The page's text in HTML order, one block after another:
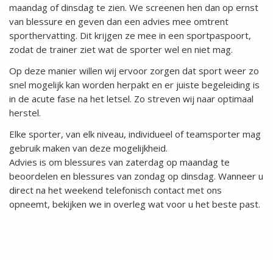
maandag of dinsdag te zien. We screenen hen dan op ernst
van blessure en geven dan een advies mee omtrent
sporthervatting. Dit krijgen ze mee in een sportpaspoort,
zodat de trainer ziet wat de sporter wel en niet mag.
Op deze manier willen wij ervoor zorgen dat sport weer zo
snel mogelijk kan worden herpakt en er juiste begeleiding is
in de acute fase na het letsel. Zo streven wij naar optimaal
herstel.
Elke sporter, van elk niveau, individueel of teamsporter mag
gebruik maken van deze mogelijkheid.
Advies is om blessures van zaterdag op maandag te
beoordelen en blessures van zondag op dinsdag. Wanneer u
direct na het weekend telefonisch contact met ons
opneemt, bekijken we in overleg wat voor u het beste past.